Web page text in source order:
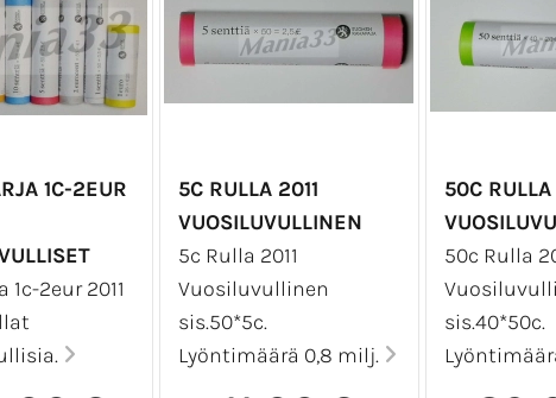
1C-2EUR
2eur 2011
5C RULLA 2011
VUOSILUVULLINEN
5c Rulla 2011
Vuosiluvullinen
sis.50*5c.
Lyöntimäärä 0,8 milj.
50C RULLA
50c Rulla
sis.40*50c.